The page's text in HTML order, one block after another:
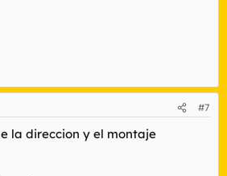
#7
la direccion y el montaje